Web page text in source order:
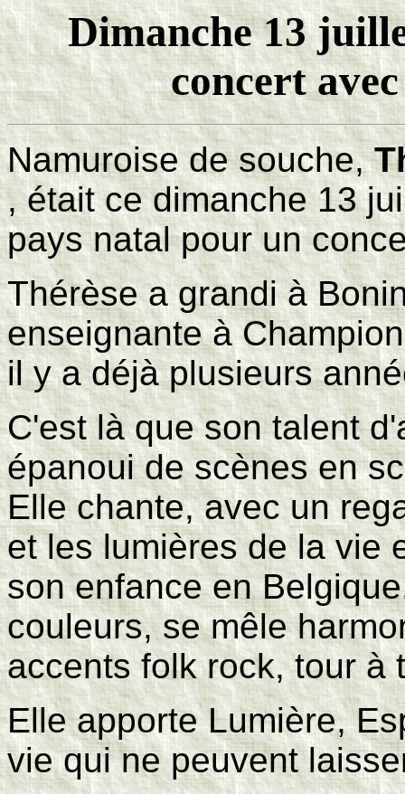
Dimanche 13
concert
Namuroise de souche,
, était ce dimanche 13
pays natal pour un
Thérèse a grandi à
enseignante à
il y a déjà plusieurs
C'est là que son talent
épanoui de scènes en
Elle chante, avec un
et les lumières de la vie
son enfance en
couleurs, se mêle
accents folk rock, tour à
Elle apporte Lumière,
vie qui ne peuvent